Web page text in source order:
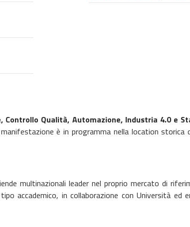
Controllo Qualità, Automazione, Industria 4.0 e
è in programma nella location storica
multinazionali leader nel proprio mercato di
accademico, in collaborazione con Università ed